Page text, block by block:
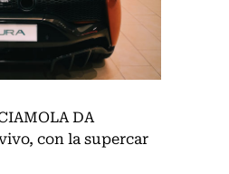
DA
con la supercar